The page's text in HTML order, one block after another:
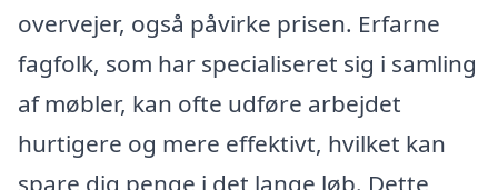
overvejer, også påvirke prisen. Erfarne
fagfolk, som har specialiseret sig i samling
af møbler, kan ofte udføre arbejdet
hurtigere og mere effektivt, hvilket kan
spare dig penge i det lange løb. Dette